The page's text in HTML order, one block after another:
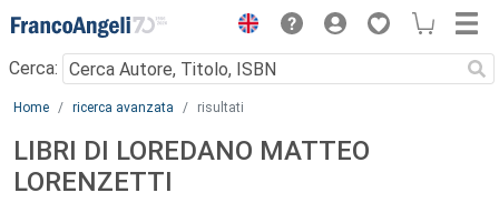
Menu
Cerca:
Main content
Home ricerca avanzata risultati
LIBRI DI LOREDANO MATTEO
LORENZETTI